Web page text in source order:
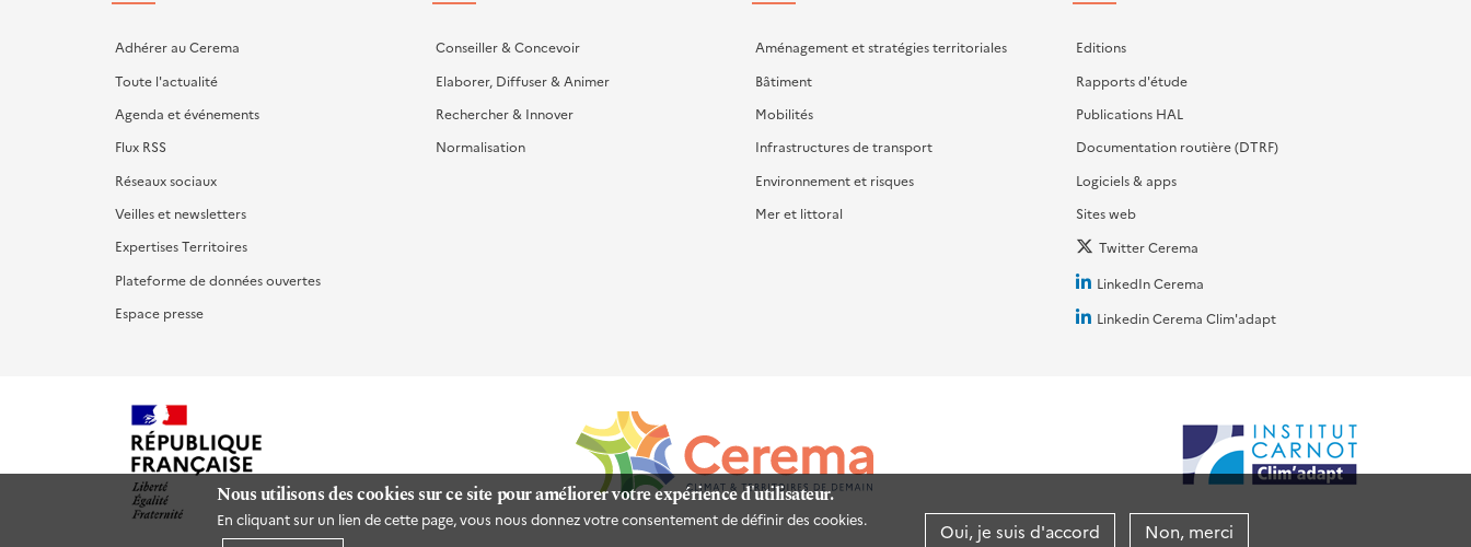
Nous utilisons des cookies sur ce site pour améliorer votre expérience d'utilisateur.
En cliquant sur un lien de cette page, vous nous donnez votre consentement de définir des cookies.
Oui, je suis d'accord Non, merci
Adhérer au Cerema
Toute l'actualité
Agenda et événements
Flux RSS
Réseaux sociaux
Veilles et newsletters
Expertises Territoires
Plateforme de données ouvertes
Espace presse
Conseiller & Concevoir
Elaborer, Diffuser & Animer
Rechercher & Innover
Normalisation
Aménagement et stratégies territoriales
Bâtiment
Mobilités
Infrastructures de transport
Environnement et risques
Mer et littoral
Editions
Rapports d'étude
Publications HAL
Documentation routière (DTRF)
Logiciels & apps
Sites web
Twitter Cerema
LinkedIn Cerema
Linkedin Cerema Clim'adapt